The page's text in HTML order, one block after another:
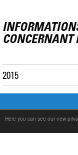
Here you can see our new
CONCERNANT
2015